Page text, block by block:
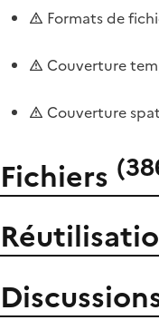
Formats de
Couverture
Couverture
Fichiers (